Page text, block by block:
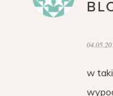
w